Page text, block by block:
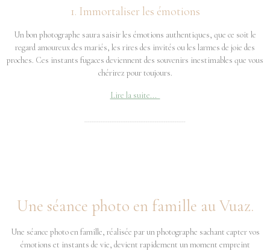
1. Immortaliser les émotions
Un bon photographe saura saisir les émotions authentiques, que ce soit le
regard amoureux des mariés, les rires des invités ou les larmes de joie des
proches. Ces instants fugaces deviennent des souvenirs inestimables que vous
chérirez pour toujours.
Lire la suite...
--------------------------------------------------------
Une séance photo en famille au Vuaz.
Une séance photo en famille, réalisée par un photographe sachant capter vos
émotions et instants de vie, devient rapidement un moment empreint